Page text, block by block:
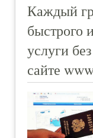
Каждый
быстрого
услуги
сайте